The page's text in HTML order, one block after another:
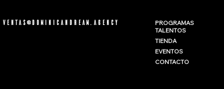
ventas@dominicandream.agency
PROGRAMAS
TALENTOS
TIENDA
EVENTOS
CONTACTO